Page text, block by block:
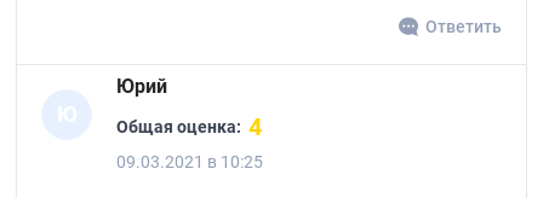
Ответить
Ю
Юрий
Общая оценка: 4
09.03.2021 в 10:25